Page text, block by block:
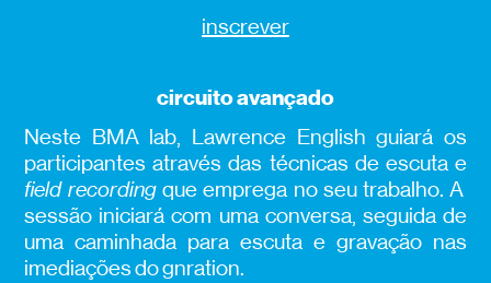
inscrever
circuito avançado
Neste BMA lab, Lawrence English guiará os
participantes através das técnicas de escuta e
field recordingque emprega no seu trabalho. A
sessão iniciará com uma conversa, seguida de
uma caminhada para escuta e gravação nas
imediações do gnration.